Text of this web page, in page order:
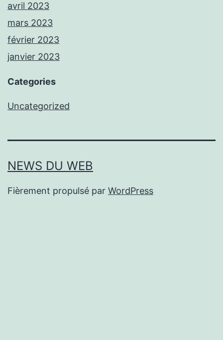
avril 2023
mars 2023
février 2023
janvier 2023
Categories
Uncategorized
NEWS DU WEB
Fièrement propulsé par WordPress